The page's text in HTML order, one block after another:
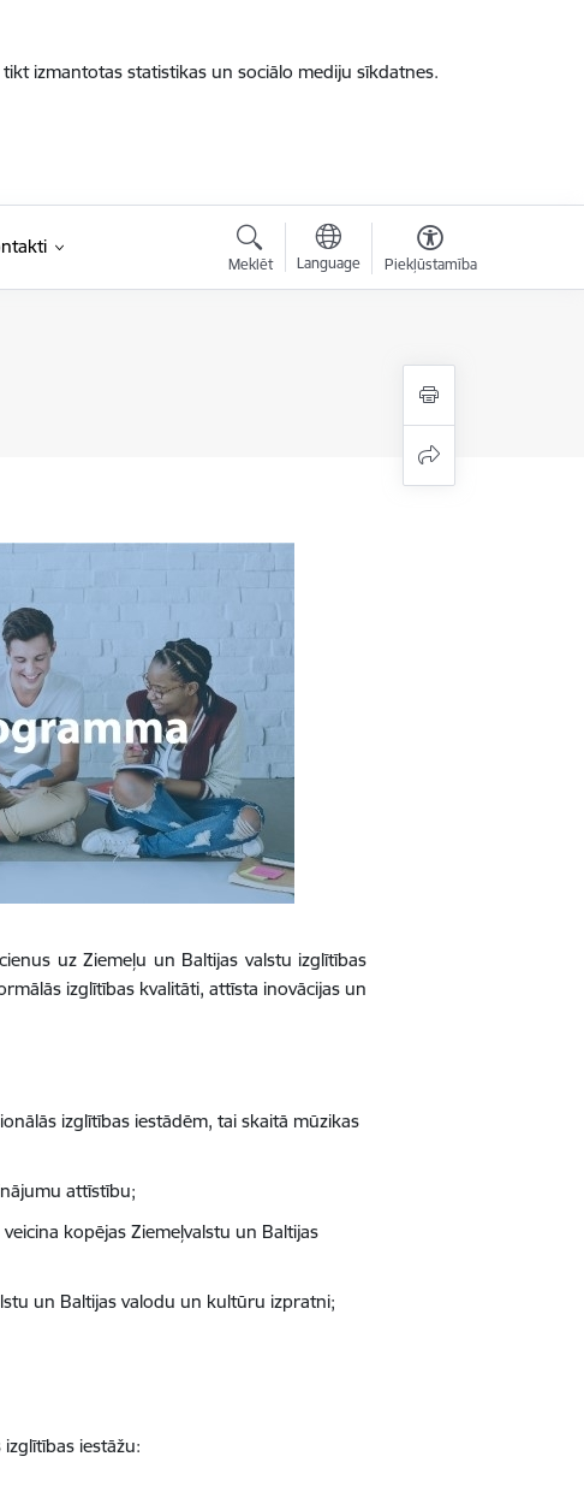
izmantotas statistikas un sociālo mediju sīkdatnes.
Meklēt Language Piekļūstamība
uz Ziemeļu un Baltijas valstu izglītības
izglītības kvalitāti, attīsta inovācijas un
izglītības iestādēm, tai skaitā mūzikas
attīstību;
kopējas Ziemeļvalstu un Baltijas
un Baltijas valodu un kultūru izpratni;
iestāžu: